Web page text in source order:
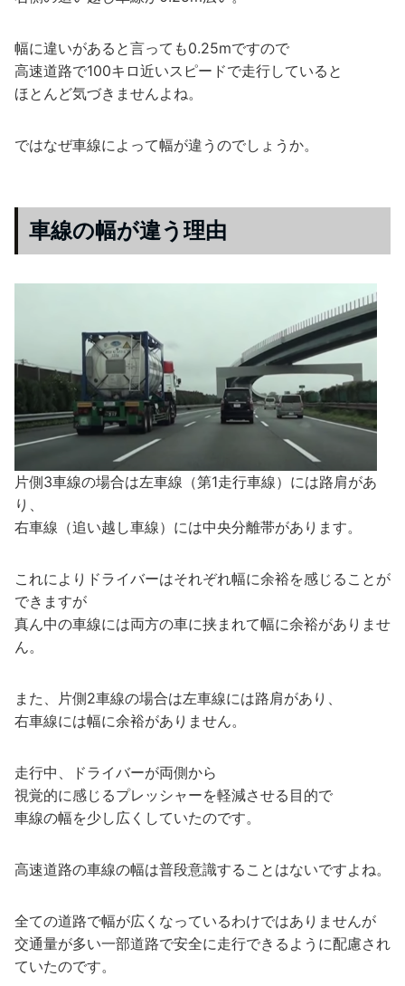
幅に違いがあると言っても0.25mですので
高速道路で100キロ近いスピードで走行していると
ほとんど気づきませんよね。
ではなぜ車線によって幅が違うのでしょうか。
車線の幅が違う理由
片側3車線の場合は左車線（第1走行車線）には路肩があ
り、
右車線（追い越し車線）には中央分離帯があります。
これによりドライバーはそれぞれ幅に余裕を感じることが
できますが
真ん中の車線には両方の車に挟まれて幅に余裕がありませ
ん。
また、片側2車線の場合は左車線には路肩があり、
右車線には幅に余裕がありません。
走行中、ドライバーが両側から
視覚的に感じるプレッシャーを軽減させる目的で
車線の幅を少し広くしていたのです。
高速道路の車線の幅は普段意識することはないですよね。
全ての道路で幅が広くなっているわけではありませんが
交通量が多い一部道路で安全に走行できるように配慮され
ていたのです。